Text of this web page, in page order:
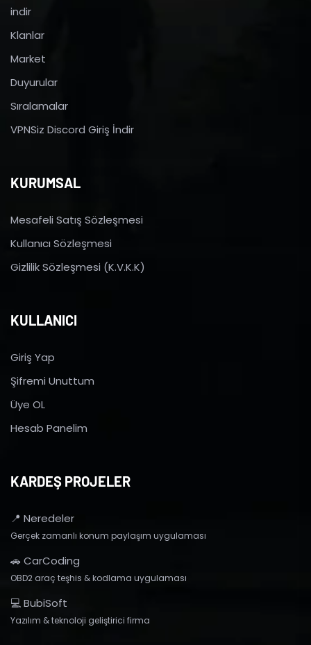
indir
Klanlar
Market
Duyurular
Sıralamalar
VPNSiz Discord Giriş İndir
KURUMSAL
Mesafeli Satış Sözleşmesi
Kullanıcı Sözleşmesi
Gizlilik Sözleşmesi (K.V.K.K)
KULLANICI
Giriş Yap
Şifremi Unuttum
Üye OL
Hesab Panelim
KARDEŞ PROJELER
📍 Neredeler
Gerçek zamanlı konum paylaşım uygulaması
🚗 CarCoding
OBD2 araç teşhis & kodlama uygulaması
💻 BubiSoft
Yazılım & teknoloji geliştirici firma